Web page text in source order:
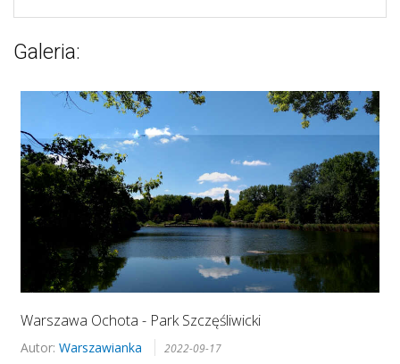
Galeria:
Warszawa Ochota - Park Szczęśliwicki
Autor: Warszawianka 2022-09-17